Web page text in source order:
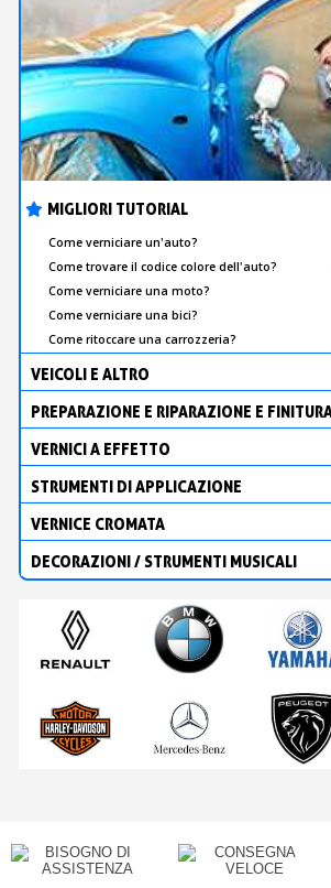
MIGLIORI TUTORIAL
Come verniciare un'auto?
Come trovare il codice colore dell'auto?
Come verniciare una moto?
Come verniciare una bici?
Come ritoccare una carrozzeria?
VEICOLI E ALTRO
PREPARAZIONE E RIPARAZIONE E
VERNICI A EFFETTO
STRUMENTI DI APPLICAZIONE
VERNICE CROMATA
DECORAZIONI / STRUMENTI MUSICALI